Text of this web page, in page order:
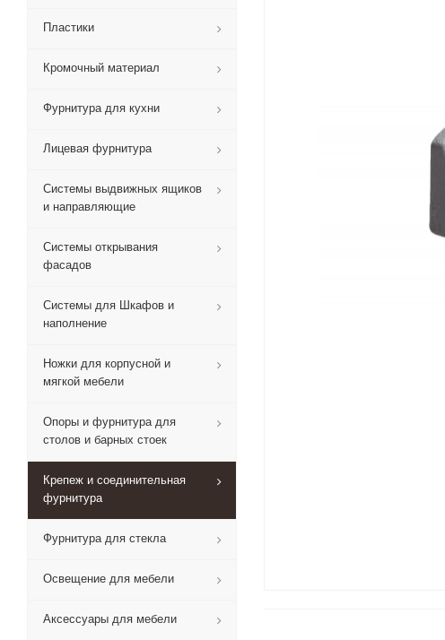
Пластики
Кромочный материал
Фурнитура для кухни
Лицевая фурнитура
Системы выдвижных ящиков
и направляющие
Системы открывания
фасадов
Системы для Шкафов и
наполнение
Ножки для корпусной и
мягкой мебели
Опоры и фурнитура для
столов и барных стоек
Крепеж и соединительная
фурнитура
Фурнитура для стекла
Освещение для мебели
Аксессуары для мебели